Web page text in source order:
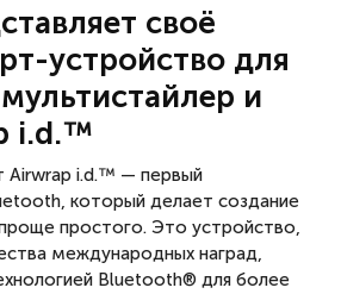
своё
устройство для
и
i.d.™
Airwrap i.d.™ — первый
который делает создание
простого. Это устройство,
международных наград,
Bluetooth® для более